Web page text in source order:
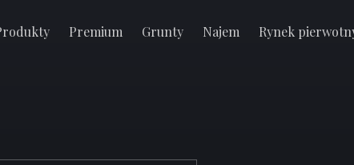
Premium Grunty Najem Rynek